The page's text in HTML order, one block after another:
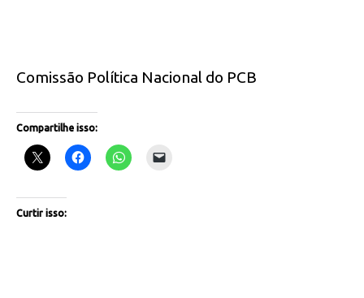
Comissão Política Nacional do PCB
Compartilhe isso:
Curtir isso: